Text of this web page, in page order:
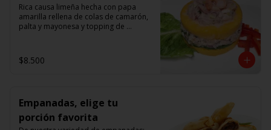
Rica causa limeña hecha con papa
amarilla rellena de colas de camarón,
palta y mayonesa y topping de
$8.500
Empanadas, elige tu
porción favorita